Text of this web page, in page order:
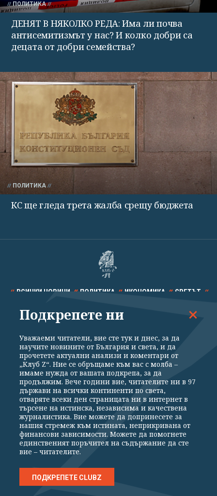
ПОЛИТИКА
ДЕНЯТ В НЯКОЛКО РЕДА: Има ли почва
антисемитизмът у нас? И колко добри са
децата от добри семейства?
ПОЛИТИКА
КС ще гледа трета жалба срещу бюджета
ВСИЧКИ НОВИНИ ПОЛИТИКА ИКОНОМИКА СВЕТЪТ
СПОРТ КУЛТУРА ТЕХНОЛОГИИ КАЛЕЙДОСКОП
Общи условия
Политика за поверителност
Реклама
Партньори Контакти
За Клуб Z
Екип
Подкрепете ни
Издател на www.clubz.bg е „Клуб Зебра Медия“ ЕООД, София, ул. "Алеко
Константинов" 3. Всички права запазени 2026 „Клуб Зебра Медия“
Препечатването на материали, снимки и видео от www.clubz.bg без
разрешение ще бъде преследвано по съдебен път, съгласно
ОБЩИТЕ УСЛОВИЯ
Подкрепете ни
Уважаеми читатели, вие сте тук и днес, за да
научите новините от България и света, и да
прочетете актуални анализи и коментари от
„Клуб Z“. Ние се обръщаме към вас с молба –
имаме нужда от вашата подкрепа, за да
продължим. Вече години вие, читателите ни в 97
държави на всички континенти по света,
отваряте всеки ден страницата ни в интернет в
търсене на истинска, независима и качествена
журналистика. Вие можете да допринесете за
нашия стремеж към истината, неприкривана от
финансови зависимости. Можете да помогнете
единственият поръчител на съдържание да сте
вие – читателите.
ПОДКРЕПЕТЕ CLUBZ